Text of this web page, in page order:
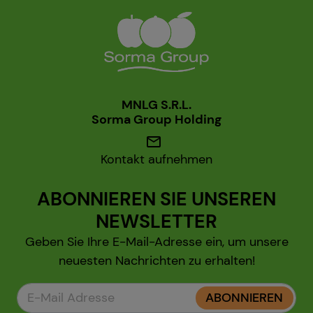
MNLG S.R.L.
Sorma Group Holding
mail
Kontakt aufnehmen
ABONNIEREN SIE UNSEREN
NEWSLETTER
Geben Sie Ihre E-Mail-Adresse ein, um unsere
neuesten Nachrichten zu erhalten!
ABONNIEREN